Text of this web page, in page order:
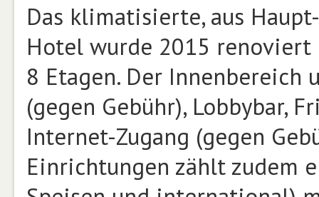
Das klimatisierte, aus
Hotel wurde 2015
8 Etagen. Der Innenbereich
(gegen Gebühr), Lobbybar,
Internet-Zugang (gegen
Einrichtungen zählt zudem